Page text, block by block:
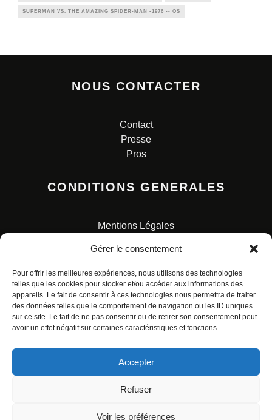
Gérer le consentement
Pour offrir les meilleures expériences, nous utilisons des technologies
telles que les cookies pour stocker et/ou accéder aux informations des
appareils. Le fait de consentir à ces technologies nous permettra de traiter
des données telles que le comportement de navigation ou les ID uniques
sur ce site. Le fait de ne pas consentir ou de retirer son consentement peut
avoir un effet négatif sur certaines caractéristiques et fonctions.
Accepter
Refuser
Voir les préférences
SUPERMAN VS. THE AMAZING SPIDER-MAN -1976 -- OS
NOUS CONTACTER
Contact
Presse
Pros
CONDITIONS GENERALES
Mentions Légales
Charte pour la protection des données personnelles
© ALL RIGHTS RESERVED. URBAN COMICS POUR LES